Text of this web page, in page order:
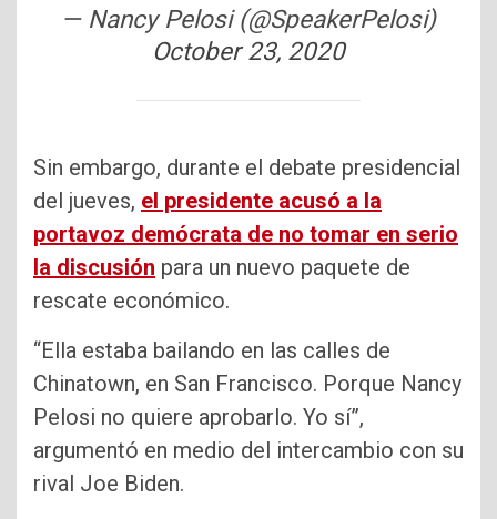
— Nancy Pelosi (@SpeakerPelosi)
October 23, 2020
Sin embargo, durante el debate presidencial
del jueves, el presidente acusó a la
portavoz demócrata de no tomar en serio
la discusión para un nuevo paquete de
rescate económico.
“Ella estaba bailando en las calles de
Chinatown, en San Francisco. Porque Nancy
Pelosi no quiere aprobarlo. Yo sí”,
argumentó en medio del intercambio con su
rival Joe Biden.